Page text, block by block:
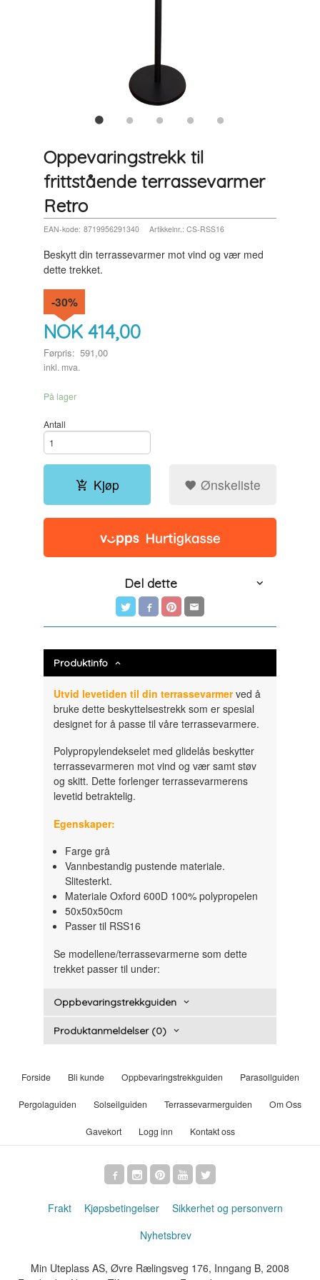
Oppevaringstrekk til
frittstående terrassevarmer
Retro
EAN-kode: 8719956291340 Artikkelnr.: CS-RSS16
Beskytt din terrassevarmer mot vind og vær med
dette trekket.
NOK 414,00
Førpris: 591,00
Rabatt
-30%
inkl. mva.
På lager
Antall
Kjøp Ønskeliste
Del dette
Produktinfo
Utvid levetiden til din terrassevarmer ved å
bruke dette beskyttelsestrekk som er spesial
designet for å passe til våre terrassevarmere.
Polypropylendekselet med glidelås beskytter
terrassevarmeren mot vind og vær samt støv
og skitt. Dette forlenger terrassevarmerens
levetid betraktelig.
Egenskaper:
Farge grå
Vannbestandig pustende materiale.
Slitesterkt.
Materiale Oxford 600D 100% polypropelen
50x50x50cm
Passer til RSS16
Se modellene/terrassevarmerne som dette
trekket passer til under:
Oppbevaringstrekkguiden
Produktanmeldelser (0)
Forside Bli kunde Oppbevaringstrekkguiden Parasollguiden
Pergolaguiden Solseilguiden Terrassevarmerguiden Om Oss
Gavekort Logg inn Kontakt oss
Frakt Kjøpsbetingelser
Sikkerhet og personvern
Nyhetsbrev
Min Uteplass AS, Øvre Rælingsveg 176, Inngang B, 2008